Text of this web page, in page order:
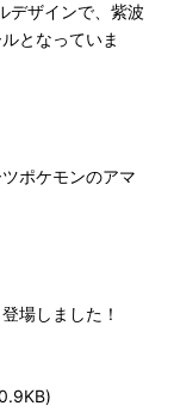
デザインで、紫波
となっていま
ポケモンのアマ
場しました！